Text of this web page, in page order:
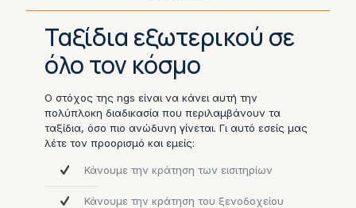
Ταξίδια εξωτερικού σε
όλο τον κόσμο
Ο στόχος της ngs είναι να κάνει αυτή την
πολύπλοκη διαδικασία που περιλαμβάνουν τα
ταξίδια, όσο πιο ανώδυνη γίνεται. Γι αυτό εσείς μας
λέτε τον προορισμό και εμείς:
Κάνουμε την κράτηση των εισιτηρίων
Κάνουμε την κράτηση του ξενοδοχείου